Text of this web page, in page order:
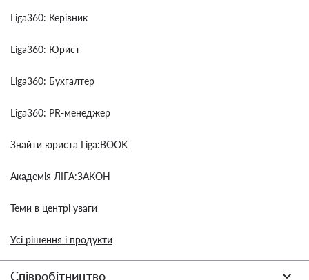
Liga360: Керівник
Liga360: Юрист
Liga360: Бухгалтер
Liga360: PR-менеджер
Знайти юриста Liga:BOOK
Академія ЛІГА:ЗАКОН
Теми в центрі уваги
Усі рішення і продукти
Співробітництво